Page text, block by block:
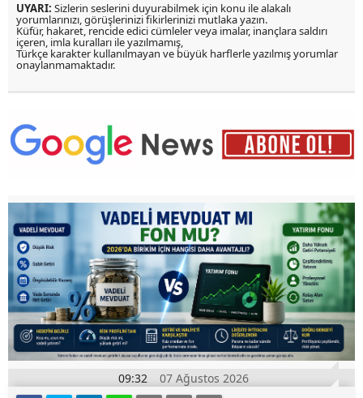
UYARI: Sizlerin seslerini duyurabilmek için konu ile alakalı
yorumlarınızı, görüşlerinizi fikirlerinizi mutlaka yazın.
Küfür, hakaret, rencide edici cümleler veya imalar, inançlara saldırı
içeren, imla kuralları ile yazılmamış,
Türkçe karakter kullanılmayan ve büyük harflerle yazılmış yorumlar
onaylanmamaktadır.
09:32 07 Ağustos 2026